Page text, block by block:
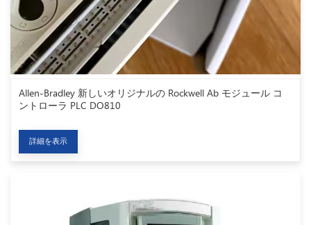
Allen-Bradley 新しいオリジナルの Rockwell Ab モジュール コ
ントローラ PLC DO810
詳細を表示